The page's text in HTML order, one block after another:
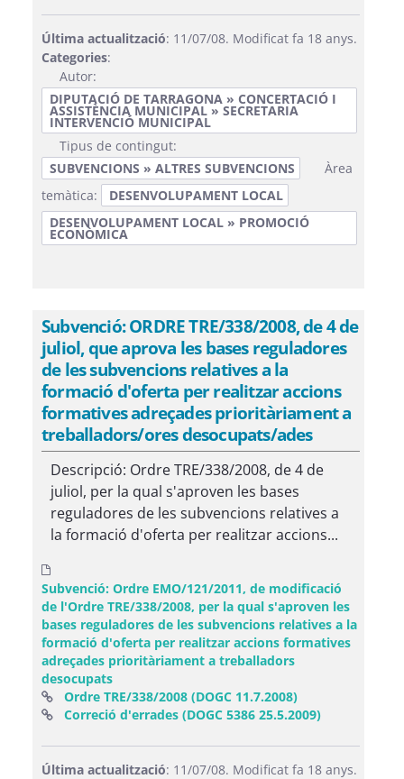
Última actualització: 11/07/08. Modificat fa 18 anys.
Categories:
Autor:
DIPUTACIÓ DE TARRAGONA » CONCERTACIÓ I
ASSISTÈNCIA MUNICIPAL » SECRETARIA
INTERVENCIÓ MUNICIPAL
Tipus de contingut:
SUBVENCIONS » ALTRES SUBVENCIONS
Àrea
temàtica:
DESENVOLUPAMENT LOCAL
DESENVOLUPAMENT LOCAL » PROMOCIÓ
ECONÒMICA
Subvenció: ORDRE TRE/338/2008, de 4 de
juliol, que aprova les bases reguladores
de les subvencions relatives a la
formació d'oferta per realitzar accions
formatives adreçades prioritàriament a
treballadors/ores desocupats/ades
Descripció: Ordre TRE/338/2008, de 4 de
juliol, per la qual s'aproven les bases
reguladores de les subvencions relatives a
la formació d'oferta per realitzar accions...
Subvenció: Ordre EMO/121/2011, de modificació
de l'Ordre TRE/338/2008, per la qual s'aproven les
bases reguladores de les subvencions relatives a la
formació d'oferta per realitzar accions formatives
adreçades prioritàriament a treballadors
desocupats
Ordre TRE/338/2008 (DOGC 11.7.2008)(Obre una
Correció d'errades (DOGC 5386 25.5.2009)(Obre una
Última actualització: 11/07/08. Modificat fa 18 anys.